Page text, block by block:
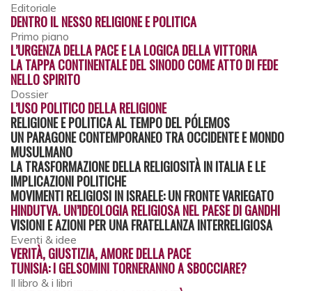
Editoriale
DENTRO IL NESSO RELIGIONE E POLITICA
Primo piano
L’URGENZA DELLA PACE E LA LOGICA DELLA VITTORIA
LA TAPPA CONTINENTALE DEL SINODO COME ATTO DI FEDE
NELLO SPIRITO
Dossier
L’USO POLITICO DELLA RELIGIONE
RELIGIONE E POLITICA AL TEMPO DEL PÓLEMOS
UN PARAGONE CONTEMPORANEO TRA OCCIDENTE E MONDO
MUSULMANO
LA TRASFORMAZIONE DELLA RELIGIOSITÀ IN ITALIA E LE
IMPLICAZIONI POLITICHE
MOVIMENTI RELIGIOSI IN ISRAELE: UN FRONTE VARIEGATO
HINDUTVA. UN’IDEOLOGIA RELIGIOSA NEL PAESE DI GANDHI
VISIONI E AZIONI PER UNA FRATELLANZA INTERRELIGIOSA
Eventi & idee
VERITÀ, GIUSTIZIA, AMORE DELLA PACE
TUNISIA: I GELSOMINI TORNERANNO A SBOCCIARE?
Il libro & i libri